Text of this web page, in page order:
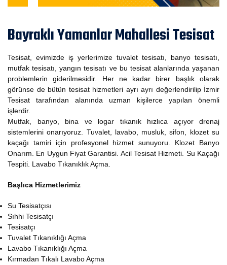
Bayraklı Yamanlar Mahallesi Tesisat
Tesisat, evimizde iş yerlerimize tuvalet tesisatı, banyo tesisatı,
mutfak tesisatı, yangın tesisatı ve bu tesisat alanlarında yaşanan
problemlerin giderilmesidir. Her ne kadar birer başlık olarak
görünse de bütün tesisat hizmetleri ayrı ayrı değerlendirilip İzmir
Tesisat tarafından alanında uzman kişilerce yapılan önemli
işlerdir.
Mutfak, banyo, bina ve logar tıkanık hızlıca açıyor drenaj
sistemlerini onarıyoruz. Tuvalet, lavabo, musluk, sifon, klozet su
kaçağı tamiri için profesyonel hizmet sunuyoru. Klozet Banyo
Onarım. En Uygun Fiyat Garantisi. Acil Tesisat Hizmeti. Su Kaçağı
Tespiti. Lavabo Tıkanıklık Açma.
Başlıca Hizmetlerimiz
Su Tesisatçısı
Sıhhi Tesisatçı
Tesisatçı
Tuvalet Tıkanıklığı Açma
Lavabo Tıkanıklığı Açma
Kırmadan Tıkalı Lavabo Açma